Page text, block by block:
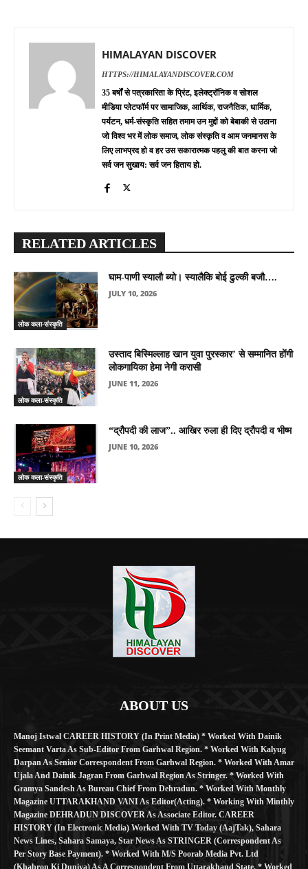
HIMALAYAN DISCOVER
HTTPS://HIMALAYANDISCOVER.COM
35 बर्षों से पत्रकारिता के प्रिंट, इलेक्ट्रॉनिक व सोशल
मीडिया प्लेटफॉर्म पर सामाजिक, आर्थिक, राजनैतिक, धार्मिक,
पर्यटन, धर्म-संस्कृति सहित तमाम उन मुद्दों को बेबाकी से उठाना
जो विश्व भर में लोक समाज, लोक संस्कृति व आम जनमानस के
लिए लाभप्रद हो व हर उस सकारात्मक पहलु की बात करना जो
सर्व जन सुखाय: सर्व जन हिताय हो.
RELATED ARTICLES
लोक कला-संस्कृति
घाम-पाणी स्यालौ ब्यो। स्यालैकि बोई ढुल्की बजौ….
JULY 10, 2026
लोक कला-संस्कृति
उस्ताद बिस्मिल्लाह खान युवा पुरस्कार’ से सम्मानित होंगी
लोकगायिका हेमा नेगी करासी
JUNE 11, 2026
लोक कला-संस्कृति
“द्रौपदी की लाज”.. आखिर रुला ही दिए द्रौपदी व भीष्म
JUNE 10, 2026
ABOUT US
Manoj Istwal CAREER HISTORY (in Print Media) * Worked With Dainik
Seemant Varta As Sub-Editor From Garhwal Region. * Worked With Kalyug
Darpan As Senior Correspondent From Garhwal Region. * Worked With Amar
Ujala And Dainik Jagran From Garhwal Region As Stringer. * Worked With
Gramya Sandesh As Bureau Chief From Dehradun. * Worked With Monthly
Magazine UTTARAKHAND VANI As Editor(Acting). * Working With Minthly
Magazine DEHRADUN DISCOVER As Associate Editor. CAREER
HISTORY (in Electronic Media) Worked With TV Today (AajTak), Sahara
News Lines, Sahara Samaya, Star News As STRINGER (Correspondent As
Per Story Base Payment). * Worked With M/S Poorab Media Pvt. Ltd
(Khabron Ki Duniya) As A Correspondent From Uttarakhand State. * Worked